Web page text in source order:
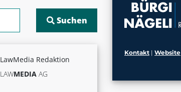
LawMedia Redaktion
LAWMEDIA AG
Kontakt | Website